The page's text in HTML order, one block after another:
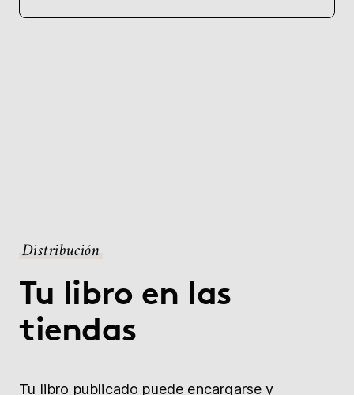
Distribución
Tu libro en las
tiendas
Tu libro publicado puede encargarse y